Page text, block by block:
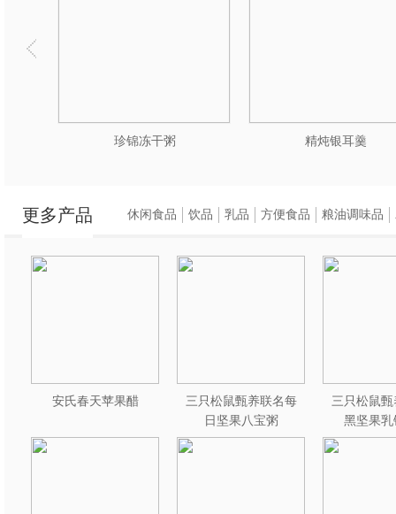
珍锦冻干粥 精炖银耳羹
更多产品
安氏春天苹果醋
三只松鼠甄养联名每
日坚果八宝粥
330g*12罐礼盒装
三只松鼠
黑坚果乳
240ml*20
休闲食品 饮品 乳品 方便食品 粮油调味品